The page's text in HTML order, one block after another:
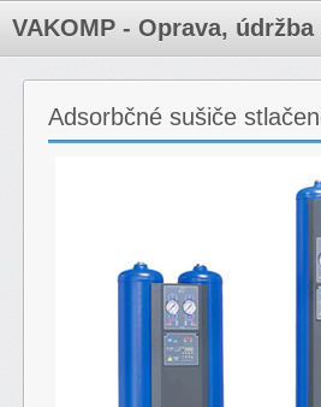
VAKOMP - Oprava,
Adsorbčné sušiče